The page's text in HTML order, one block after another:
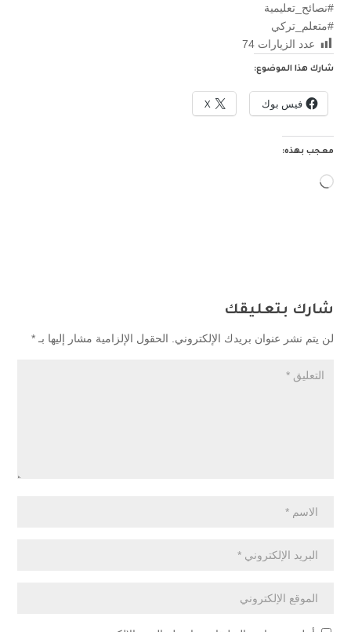
#نصائح_تعليمية
#متعلم_تركي
عدد الزيارات 74
شارك هذا الموضوع:
فيس بوك X
معجب بهذه:
جاري
شارك بتعليقك
لن يتم نشر عنوان بريدك الإلكتروني. الحقول الإلزامية مشار إليها بـ *